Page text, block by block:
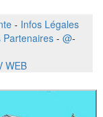
- Infos Légales
Partenaires - @-
WEB